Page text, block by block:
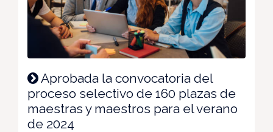
Aprobada la convocatoria del
proceso selectivo de 160 plazas de
maestras y maestros para el verano
de 2024